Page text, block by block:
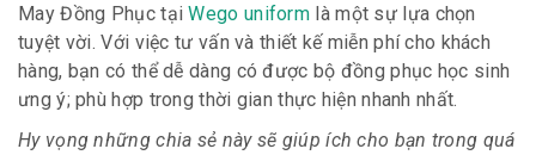
May Đồng Phục tạiWego uniform là một sự lựa chọn
tuyệt vời. Với việc tư vấn và thiết kế miễn phí cho khách
hàng, bạn có thể dễ dàng có được bộ đồng phục học sinh
ưng ý; phù hợp trong thời gian thực hiện nhanh nhất.
Hy vọng những chia sẻ này sẽ giúp ích cho bạn trong quá